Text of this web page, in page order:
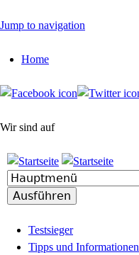
Jump to navigation
Home
Wir sind auf
Testsieger
Tipps und Informationen